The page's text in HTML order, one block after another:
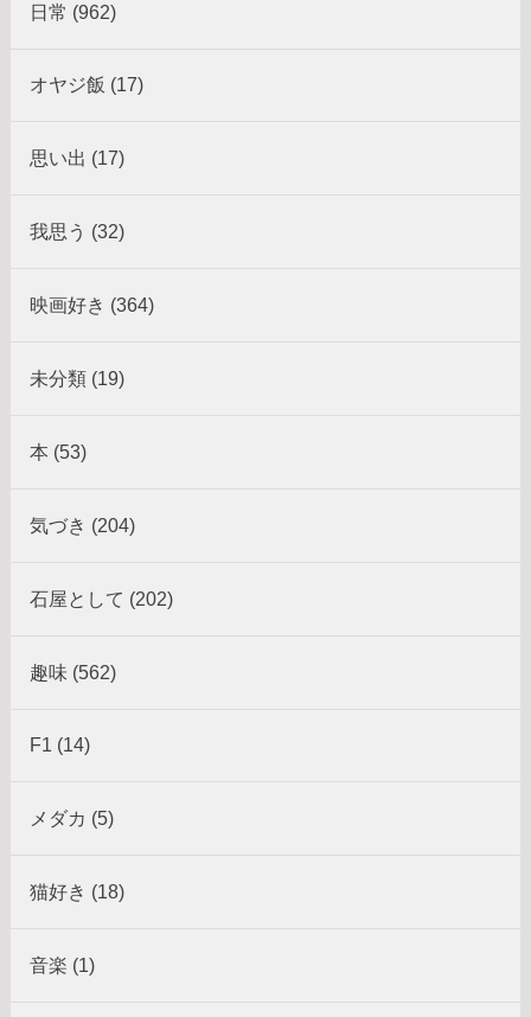
日常 (962)
オヤジ飯 (17)
思い出 (17)
我思う (32)
映画好き (364)
未分類 (19)
本 (53)
気づき (204)
石屋として (202)
趣味 (562)
F1 (14)
メダカ (5)
猫好き (18)
音楽 (1)